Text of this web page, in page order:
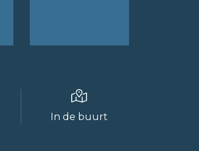
In de buurt